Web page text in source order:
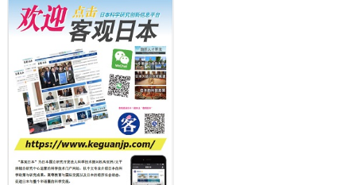
京都大学高效生成光的构成单元“光子”，可应用于量子计算机
科学研究
用数理模型诠释慢性荨麻疹的发病机理，借助数学的力量实现个体化最
佳治疗
科学研究
【JST事业成果】发现室温下工作的交替磁体
科学研究
夜景也能清晰呈现在纸上——日本“铁路摄影迷”教授研发新技术
科学研究
【JST事业成果】开发低成本与低功耗的新型AI处理器
日本科学未来馆 科学交
流员
小岩井忠道 泷川 进